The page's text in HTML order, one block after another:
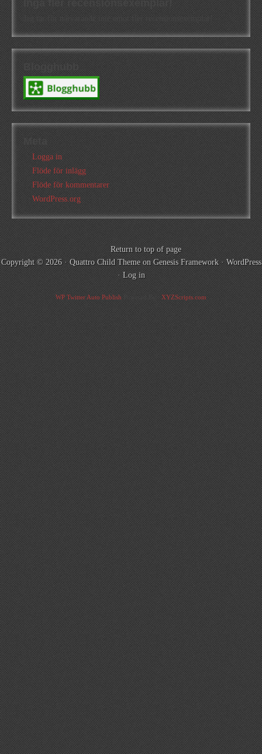
Inga fler recensionsexemplar!
Meta
Logga in
Flöde för inlägg
Flöde för kommentarer
WordPress.org
Return to top of page
Copyright © 2026 · Quattro Child Themeon Genesis Framework· WordPress
· Log in
WP Twitter Auto Publish XYZScripts.com